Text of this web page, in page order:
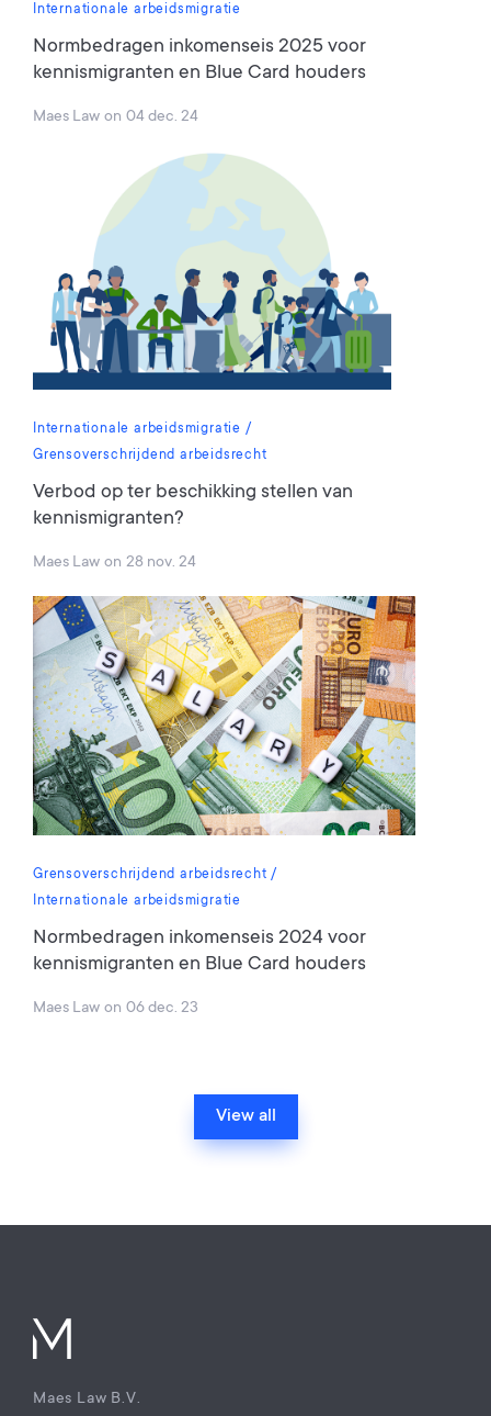
Internationale arbeidsmigratie
Normbedragen inkomenseis 2025 voor
kennismigranten en Blue Card houders
Maes Law on 04 dec. 24
Internationale arbeidsmigratie
Grensoverschrijdend arbeidsrecht
Verbod op ter beschikking stellen van
kennismigranten?
Maes Law on 28 nov. 24
Grensoverschrijdend arbeidsrecht
Internationale arbeidsmigratie
Normbedragen inkomenseis 2024 voor
kennismigranten en Blue Card houders
Maes Law on 06 dec. 23
View all
Maes Law B.V.